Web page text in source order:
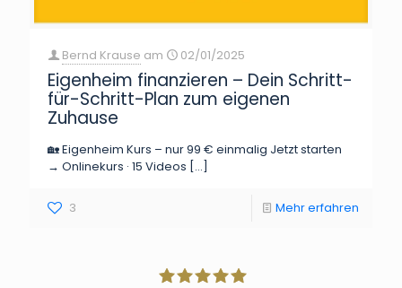
Bernd Krause am 02/01/2025
Eigenheim finanzieren – Dein Schritt-
für-Schritt-Plan zum eigenen
Zuhause
🏡 Eigenheim Kurs – nur 99 € einmalig Jetzt starten
→ Onlinekurs · 15 Videos […]
3 Mehr erfahren